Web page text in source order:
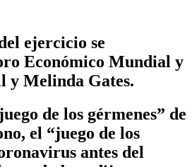
ejercicio se
Económico Mundial y
y Melinda Gates.
de los gérmenes” de
el “juego de los
antes del